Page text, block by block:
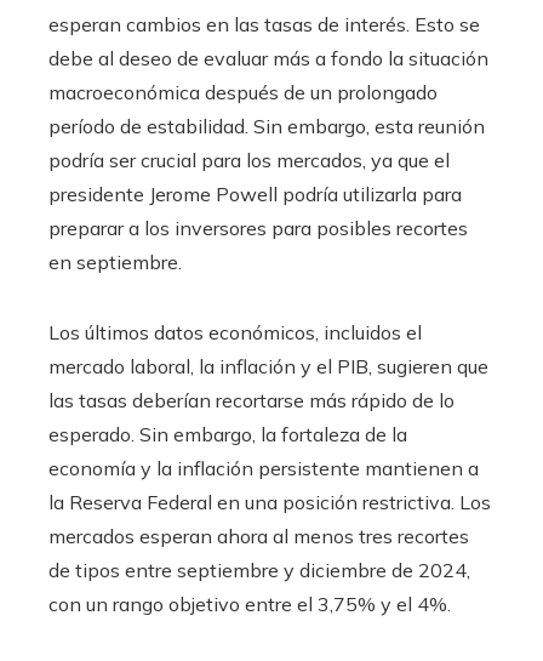
esperan cambios en las tasas de interés. Esto se
debe al deseo de evaluar más a fondo la situación
macroeconómica después de un prolongado
período de estabilidad. Sin embargo, esta reunión
podría ser crucial para los mercados, ya que el
presidente Jerome Powell podría utilizarla para
preparar a los inversores para posibles recortes
en septiembre.
Los últimos datos económicos, incluidos el
mercado laboral, la inflación y el PIB, sugieren que
las tasas deberían recortarse más rápido de lo
esperado. Sin embargo, la fortaleza de la
economía y la inflación persistente mantienen a
la Reserva Federal en una posición restrictiva. Los
mercados esperan ahora al menos tres recortes
de tipos entre septiembre y diciembre de 2024,
con un rango objetivo entre el 3,75% y el 4%.